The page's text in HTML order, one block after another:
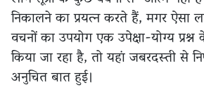
निकालने का प्रयत्न करते हैं, मगर ऐसा
वचनों का उपयोग एक उपेक्षा-योग्य
किया जा रहा है, तो यहां जबरदस्ती से
अनुचित बात हुई।